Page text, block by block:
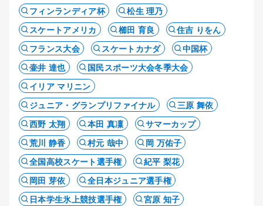
フィンランディア杯
松生 理乃
スケートアメリカ
櫛田 育良
住吉 りをん
フランス大会
スケートカナダ
中国杯
壷井 達也
国民スポーツ大会冬季大会
イリア マリニン
ジュニア・グランプリファイナル
三原 舞依
西野 太翔
本田 真凜
サマーカップ
荒川 静香
村元 哉中
岡 万佑子
全国高校スケート選手権
紀平 梨花
岡田 芽依
全日本ジュニア選手権
日本学生氷上競技選手権
宮原 知子